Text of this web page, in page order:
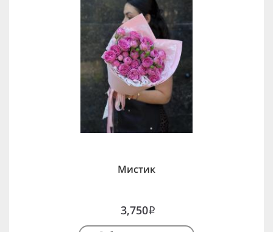
Мистик
3,750i